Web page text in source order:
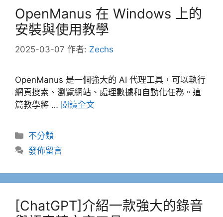
OpenManus 在 Windows 上的
安裝與使用教學
2025-03-07 作者: Zechs
OpenManus 是一個強大的 AI 代理工具，可以執行
網頁搜索、瀏覽網站、處理數據和自動化任務。這
篇教學將 … 閱讀全文
分
類
不分類
發佈留言
[ChatGPT]介紹一款強大的錄音